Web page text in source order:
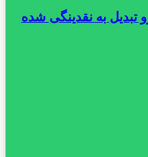
تبدیل به نقدینگی شده